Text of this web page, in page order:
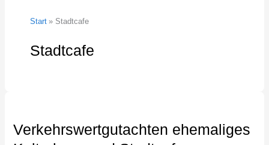
Start Stadtcafe
Stadtcafe
Verkehrswertgutachten ehemaliges
Kulturhaus